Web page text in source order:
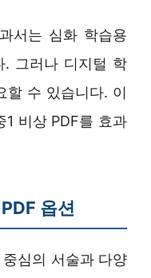
서는 심화 학습용
. 그러나 디지털 학
할 수 있습니다. 이
1 비상 PDF를 효과
옵션
심의 서술과 다양